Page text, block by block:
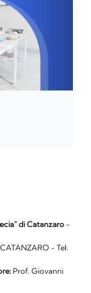
di Catanzaro -
- Tel.
Prof. Giovanni